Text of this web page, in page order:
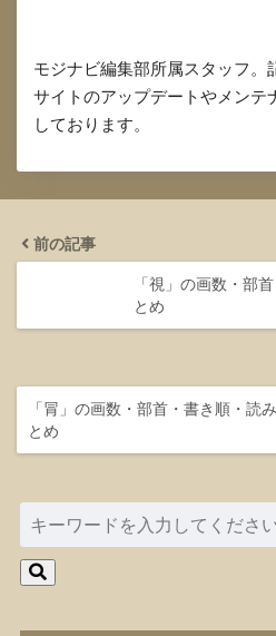
モジナビ編集部所属スタッフ。
サイトのアップデートやメンテ
しております。
前の記事
「視」の画数・部
とめ
「冐」の画数・部首・書き順・読
とめ